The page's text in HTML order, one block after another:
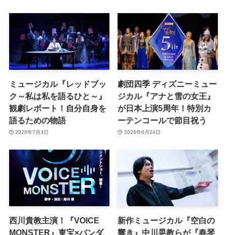
ミュージカル『レッドブッ
ク～私は私を語るひと～』
観劇レポート！自分自身を
語るための物語
2026年7月3日
劇団四季 ディズニーミュー
ジカル『アナと雪の女王』
が日本上演5周年！特別カ
ーテンコールで節目祝う
2026年6月24日
西川貴教主演！『VOICE
MONSTER』東宝×バンダ
新作ミュージカル『空白の
響き』中川晃教らが『春琴